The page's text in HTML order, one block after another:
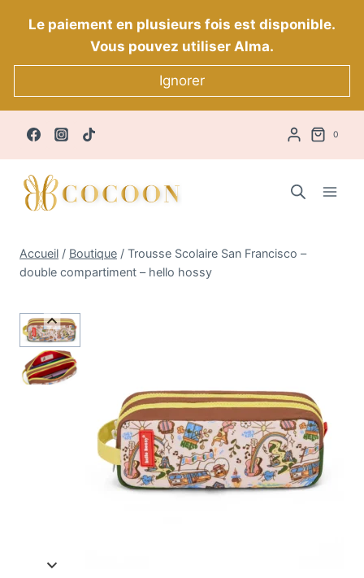
Le paiement en plusieurs fois est disponible.
Vous pouvez utiliser Alma.
Ignorer
0
Accueil / Boutique / Trousse Scolaire San Francisco –
double compartiment – hello hossy